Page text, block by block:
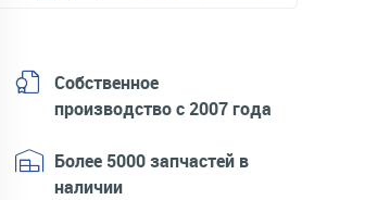
Собственное
производство с 2007 года
Более 5000 запчастей в
наличии